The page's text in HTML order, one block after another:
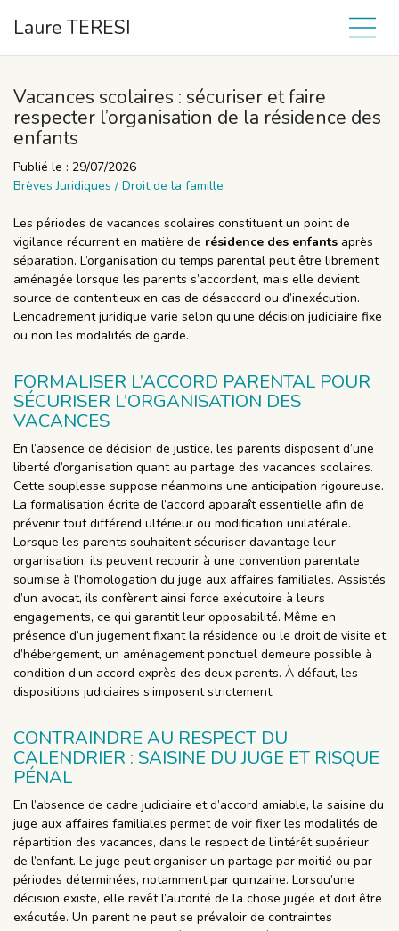
Laure TERESI
Vacances scolaires : sécuriser et faire
respecter l’organisation de la résidence des
enfants
Publié le : 29/07/2026
Brèves Juridiques / Droit de la famille
Les périodes de vacances scolaires constituent un point de
vigilance récurrent en matière de résidence des enfants après
séparation. L’organisation du temps parental peut être librement
aménagée lorsque les parents s’accordent, mais elle devient
source de contentieux en cas de désaccord ou d’inexécution.
L’encadrement juridique varie selon qu’une décision judiciaire fixe
ou non les modalités de garde.
FORMALISER L’ACCORD PARENTAL POUR
SÉCURISER L’ORGANISATION DES
VACANCES
En l’absence de décision de justice, les parents disposent d’une
liberté d’organisation quant au partage des vacances scolaires.
Cette souplesse suppose néanmoins une anticipation rigoureuse.
La formalisation écrite de l’accord apparaît essentielle afin de
prévenir tout différend ultérieur ou modification unilatérale.
Lorsque les parents souhaitent sécuriser davantage leur
organisation, ils peuvent recourir à une convention parentale
soumise à l’homologation du juge aux affaires familiales. Assistés
d’un avocat, ils confèrent ainsi force exécutoire à leurs
engagements, ce qui garantit leur opposabilité. Même en
présence d’un jugement fixant la résidence ou le droit de visite et
d’hébergement, un aménagement ponctuel demeure possible à
condition d’un accord exprès des deux parents. À défaut, les
dispositions judiciaires s’imposent strictement.
CONTRAINDRE AU RESPECT DU
CALENDRIER : SAISINE DU JUGE ET RISQUE
PÉNAL
En l’absence de cadre judiciaire et d’accord amiable, la saisine du
juge aux affaires familiales permet de voir fixer les modalités de
répartition des vacances, dans le respect de l’intérêt supérieur
de l’enfant. Le juge peut organiser un partage par moitié ou par
périodes déterminées, notamment par quinzaine. Lorsqu’une
décision existe, elle revêt l’autorité de la chose jugée et doit être
exécutée. Un parent ne peut se prévaloir de contraintes